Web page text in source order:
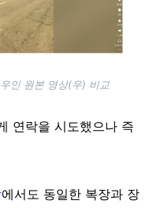
인 원본 영상(우) 비교
연락을 시도했으나 즉
에서도 동일한 복장과 장